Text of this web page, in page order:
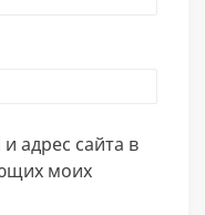
адрес сайта в
моих